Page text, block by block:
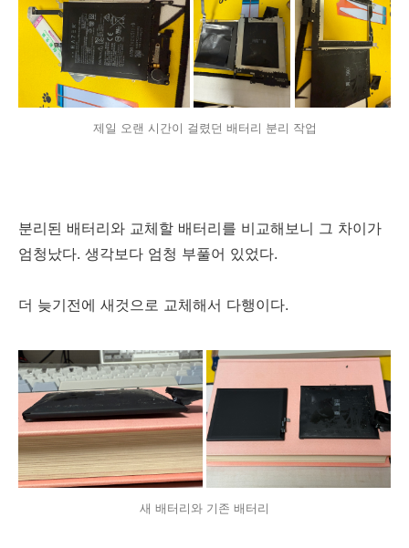
제일 오랜 시간이 걸렸던 배터리 분리 작업
분리된 배터리와 교체할 배터리를 비교해보니 그 차이가
엄청났다. 생각보다 엄청 부풀어 있었다.
더 늦기전에 새것으로 교체해서 다행이다.
새 배터리와 기존 배터리